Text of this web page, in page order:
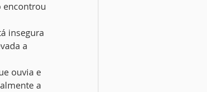
encontrou
insegura
a
ouvia e
a